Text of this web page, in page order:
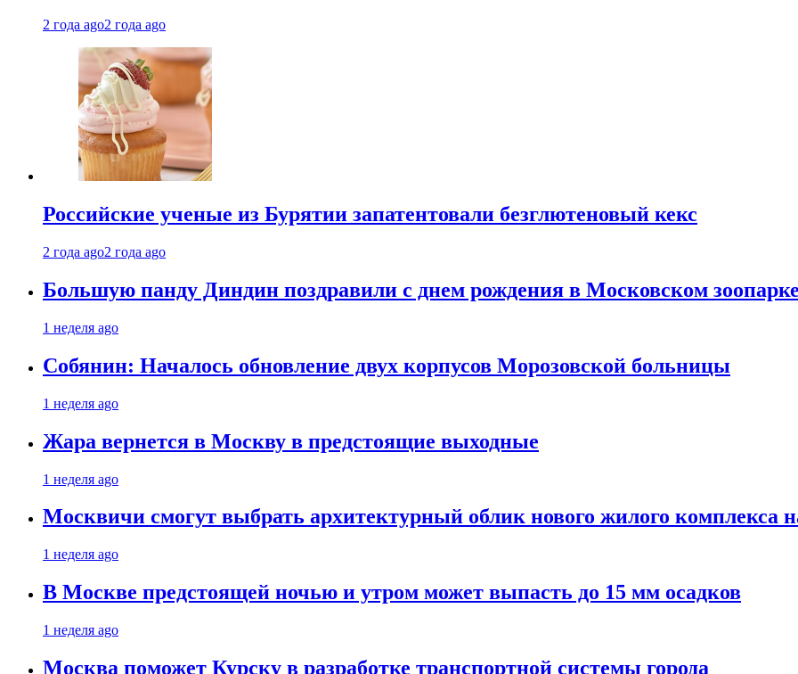
2 года ago2 года ago
Российские ученые из Бурятии запатентовали безглютеновый кекс
2 года ago2 года ago
Большую панду Диндин поздравили с днем рождения в Московском зоопарке
1 неделя ago
Собянин: Началось обновление двух корпусов Морозовской больницы
1 неделя ago
Жара вернется в Москву в предстоящие выходные
1 неделя ago
Москвичи смогут выбрать архитектурный облик нового жилого комплекса
1 неделя ago
В Москве предстоящей ночью и утром может выпасть до 15 мм осадков
1 неделя ago
Москва поможет Курску в разработке транспортной системы города